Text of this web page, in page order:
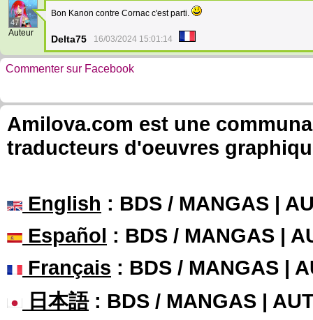
47
Auteur
Bon Kanon contre Cornac c'est parti.
Delta75 16/03/2024 15:01:14
Commenter sur Facebook
Amilova.com est une
traducteurs d'oeuvres
English : BDS / MANGAS |
Español : BDS / MANGAS |
Français : BDS / MANGAS |
日本語: BDS / MANGAS |